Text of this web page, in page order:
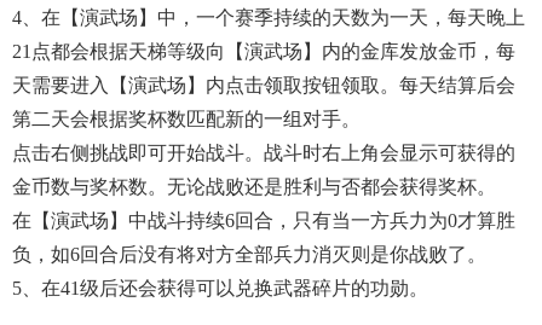
4、在【演武场】中，一个赛季持续的天数为一天，每天晚上
21点都会根据天梯等级向【演武场】内的金库发放金币，每
天需要进入【演武场】内点击领取按钮领取。每天结算后会
第二天会根据奖杯数匹配新的一组对手。
点击右侧挑战即可开始战斗。战斗时右上角会显示可获得的
金币数与奖杯数。无论战败还是胜利与否都会获得奖杯。
在【演武场】中战斗持续6回合，只有当一方兵力为0才算胜
负，如6回合后没有将对方全部兵力消灭则是你战败了。
5、在41级后还会获得可以兑换武器碎片的功勋。